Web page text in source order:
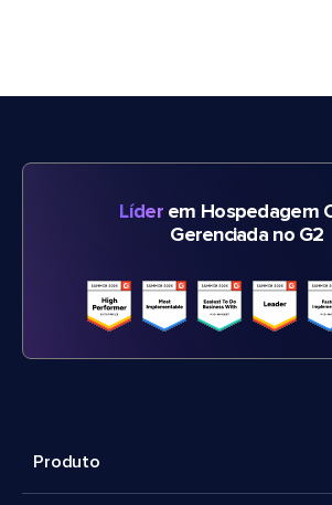
Líderem Hospedagem
Gerenciada no G2
Produto